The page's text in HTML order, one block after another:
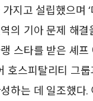
지고 설립했으며
의 기아 문제 해
스타를 받은 셰
호스피탈리티 그
하는 데 일조했다